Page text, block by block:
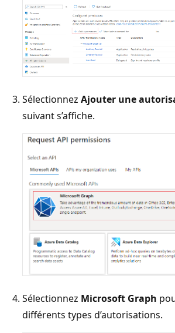
Sélectionnez Ajouter une
suivant s’affiche.
Sélectionnez Microsoft Graph
différents types d’autorisations.